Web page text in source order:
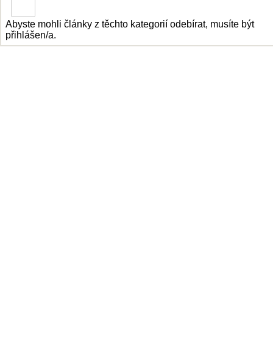
Abyste mohli články z těchto kategorií odebírat, musíte být
přihlášen/a.